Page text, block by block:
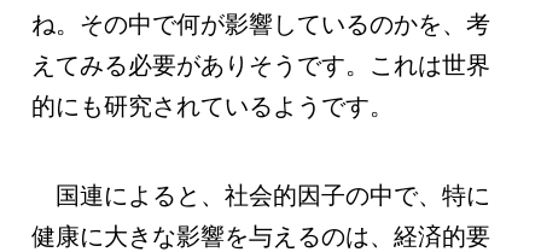
ね。その中で何が影響しているのかを、考
えてみる必要がありそうです。これは世界
的にも研究されているようです。
国連によると、社会的因子の中で、特に
健康に大きな影響を与えるのは、経済的要